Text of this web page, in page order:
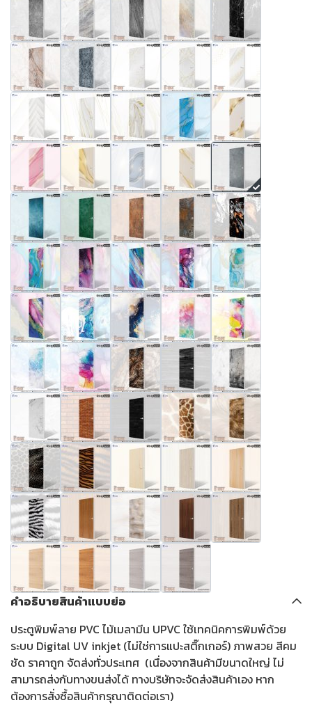
คำอธิบายสินค้าแบบย่อ
ประตูพิมพ์ลาย PVC ไม้เมลามีน UPVC ใช้เทคนิคการพิมพ์ด้วย
ระบบ Digital UV inkjet (ไม่ใช่การแปะสติ๊กเกอร์) ภาพสวย สีคม
ชัด ราคาถูก จัดส่งทั่วประเทศ (เนื่องจากสินค้ามีขนาดใหญ่ ไม่
สามารถส่งกับทางขนส่งได้ ทางบริษัทจะจัดส่งสินค้าเอง หาก
ต้องการสั่งซื้อสินค้ากรุณาติดต่อเรา)